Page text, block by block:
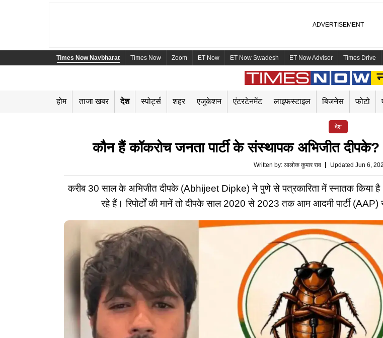
Times Now Navbharat Times Now Zoom ET Now ET Now Swadesh ET Now Advisor Times Drive
होम ताजा खबर देश स्पोर्ट्स शहर एजुकेशन एंटरटेनमेंट लाइफस्टाइल बिजनेस फोटो
देश
कौन हैं कॉकरोच जनता पार्टी के संस्थापक अभिजीत
Written by: आलोक कुमार राव Updated Jun 6,
करीब 30 साल के अभिजीत दीपके (Abhijeet Dipke) ने पुणे से पत्रकारिता में स्नातक किया
रहे हैं। रिपोर्टों की मानें तो दीपके साल 2020 से 2023 तक आम आदमी पार्टी